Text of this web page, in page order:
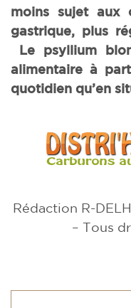
moins sujet aux
gastrique, plus
Le psyllium
alimentaire à
quotidien qu’en
Rédaction R-
– Tous